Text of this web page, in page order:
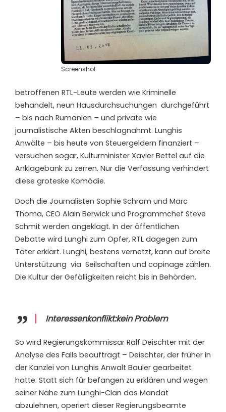
Screenshot
betroffenen RTL-Leute werden wie Kriminelle
behandelt, neun Hausdurchsuchungen durchgeführt
– bis nach Rumänien – und private wie
journalistische Akten beschlagnahmt. Lunghis
Anwälte – bis heute von Steuergeldern finanziert –
versuchen sogar, Kulturminister Xavier Bettel auf die
Anklagebank zu zerren. Nur die Verfassung verhindert
diese groteske Komödie.
Doch die Journalisten Sophie Schram und Marc
Thoma, CEO Alain Berwick und Programmchef Steve
Schmit werden angeklagt. In der öffentlichen
Debatte wird Lunghi zum Opfer, RTL dagegen zum
Täter erklärt. Lunghi, bestens vernetzt, kann auf breite
Unterstützung via Seilschaften und copinage zählen.
Die Kultur der Gefälligkeiten reicht bis in Behörden.
Interessenkonflikt:kein Problem
So wird Regierungskommissar Ralf Deischter mit der
Analyse des Falls beauftragt – Deischter, der früher in
der Kanzlei von Lunghis Anwalt Bauler gearbeitet
hatte. Statt sich für befangen zu erklären und wegen
seiner Nähe zum Lunghi-Clan das Mandat
abzulehnen, operiert dieser Regierungsbeamte